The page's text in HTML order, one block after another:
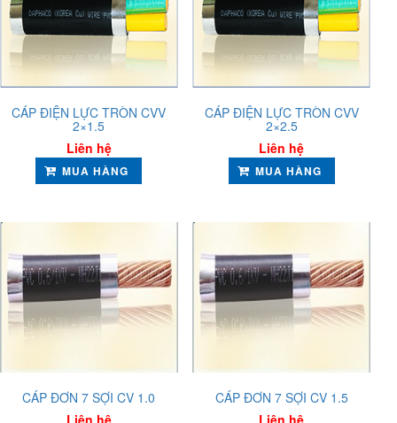
CÁP ĐIỆN LỰC TRÒN CVV
2×1.5
Liên hệ
MUA HÀNG
CÁP ĐIỆN LỰC TRÒN CVV
2×2.5
Liên hệ
MUA HÀNG
CÁP ĐƠN 7 SỢI CV 1.0
Liên hệ
CÁP ĐƠN 7 SỢI CV 1.5
Liên hệ